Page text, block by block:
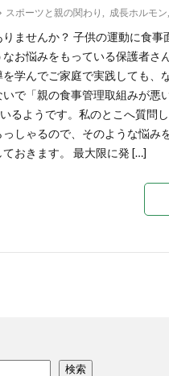
スポーツと親の関わり 成長ホルモン
ませんか？ 子供の運動に食事
お悩みをもっている保護者さ
を学んでご家庭で実践しても、
で「親の食事管理取組みが悪
るようです。私のとこへ質問
しゃるので、そのような悩み
おきます。 最大限に発 […]
検索